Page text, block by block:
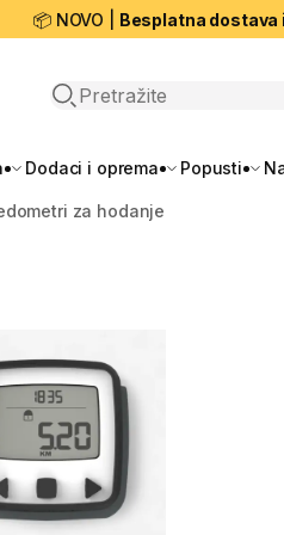
📦 NOVO | Besplatna dostava
Open search
Dodaci i oprema Popusti
za hodanje